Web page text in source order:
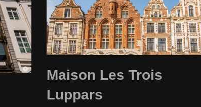
Maison Les Trois
Luppars